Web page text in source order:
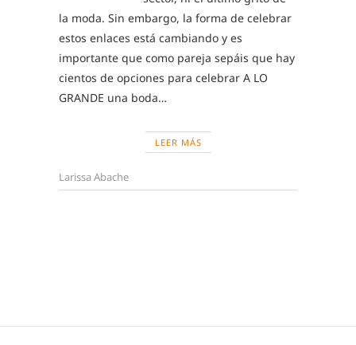
la moda. Sin embargo, la forma de celebrar
estos enlaces está cambiando y es
importante que como pareja sepáis que hay
cientos de opciones para celebrar A LO
GRANDE una boda…
LEER MÁS
Larissa Abache